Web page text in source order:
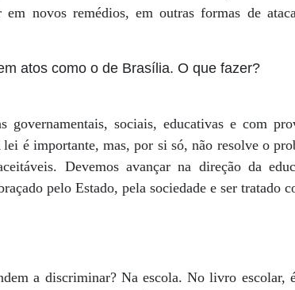
novos remédios, em outras formas de
atos como o de Brasília. O que fazer?
governamentais, sociais, educativas e com
é importante, mas, por si só, não resolve o
Devemos avançar na direção da
pelo Estado, pela sociedade e ser tratado
a discriminar? Na escola. No livro escolar,